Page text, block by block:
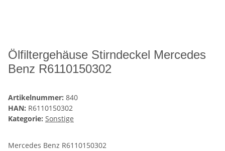
Ölfiltergehäuse Stirndeckel Mercedes
Benz R6110150302
Artikelnummer: 840
HAN: R6110150302
Kategorie: Sonstige
Mercedes Benz R6110150302